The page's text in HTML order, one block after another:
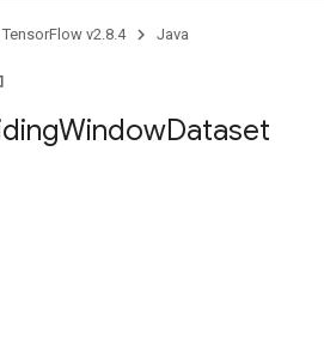
TensorFlow v2.8.4 Java
WindowDataset